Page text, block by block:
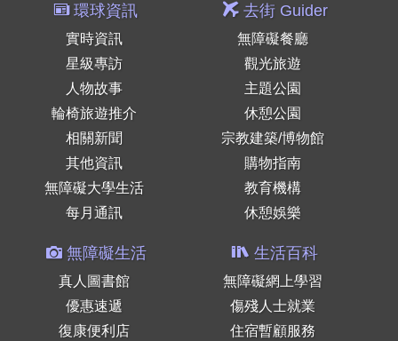
環球資訊
實時資訊
星級專訪
人物故事
輪椅旅遊推介
相關新聞
其他資訊
無障礙大學生活
每月通訊
去街 Guider
無障礙餐廳
觀光旅遊
主題公園
休憩公園
宗教建築/博物館
購物指南
教育機構
休憩娛樂
無障礙生活
真人圖書館
優惠速遞
復康便利店
生活百科
無障礙網上學習
傷殘人士就業
住宿暫顧服務